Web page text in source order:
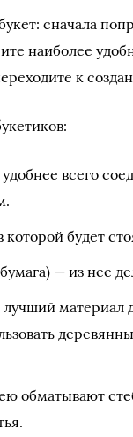
сначала
наиболее
к
всего
будет
— из нее
материал
обматывают